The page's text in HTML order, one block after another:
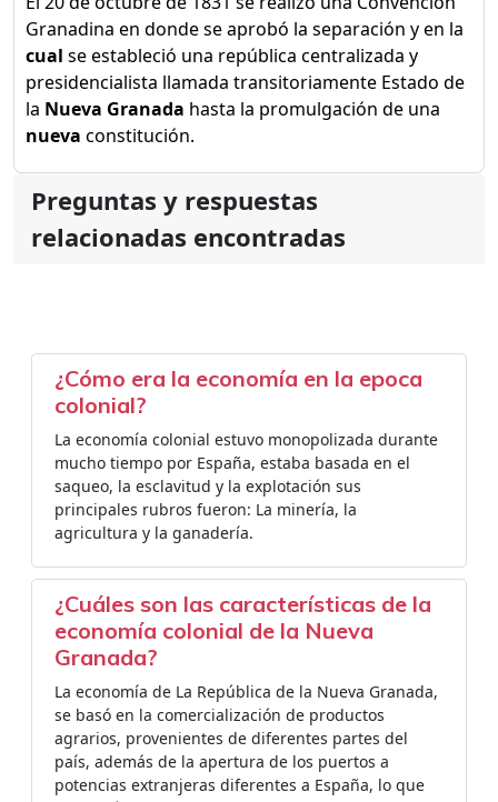
Granadina en donde se aprobó la separación y en la
cual se estableció una república centralizada y
presidencialista llamada transitoriamente Estado de
la Nueva Granada hasta la promulgación de una
nueva constitución.
Preguntas y respuestas
relacionadas encontradas
¿Cómo era la economía en la epoca
colonial?
La economía colonial estuvo monopolizada durante
mucho tiempo por España, estaba basada en el
saqueo, la esclavitud y la explotación sus
principales rubros fueron: La minería, la
agricultura y la ganadería.
¿Cuáles son las características de la
economía colonial de la Nueva
Granada?
La economía de La República de la Nueva Granada,
se basó en la comercialización de productos
agrarios, provenientes de diferentes partes del
país, además de la apertura de los puertos a
potencias extranjeras diferentes a España, lo que